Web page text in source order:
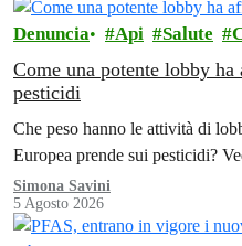
Denuncia Api Salute
Come una potente lobby
pesticidi
Che peso hanno le attività di
Europea prende sui pesticidi?
Simona Savini
5 Agosto 2026